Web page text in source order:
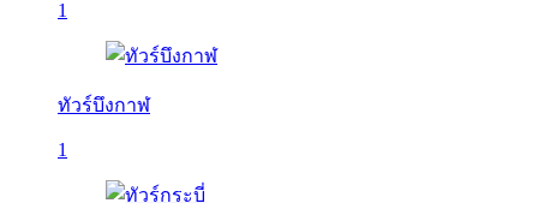
1
ทัวร์บึงกาฬ
1